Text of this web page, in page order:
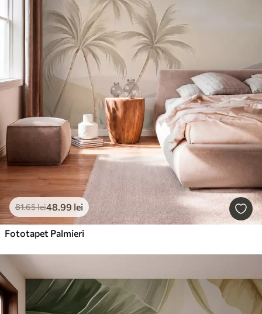
81.65lei48.99 lei
Fototapet Palmieri